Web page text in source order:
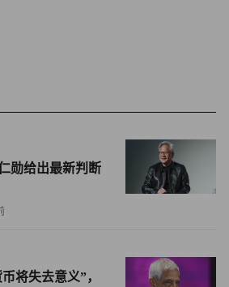
外国对手攻破。
保护并未解决核心问题：即无法监控
邮报》表示，卫星连接带来的任何额
受限数据对外传输的监控问题。
证意味着恶意软件可能悄无声息地渗
露构成的风险更大。
勋给出最新判断
将失去意义”，